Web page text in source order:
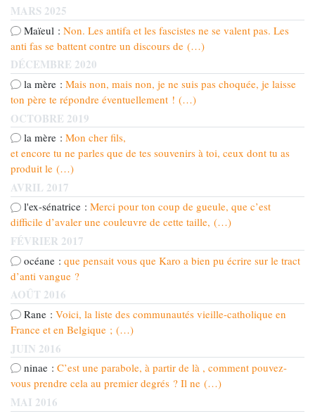
MARS 2025
Maïeul : Non. Les antifa et les fascistes ne se valent pas. Les
anti fas se battent contre un discours de (…)
DÉCEMBRE 2020
la mère : Mais non, mais non, je ne suis pas choquée, je laisse
ton père te répondre éventuellement ! (…)
OCTOBRE 2019
la mère : Mon cher fils,
et encore tu ne parles que de tes souvenirs à toi, ceux dont tu as
produit le (…)
AVRIL 2017
l'ex-sénatrice : Merci pour ton coup de gueule, que c’est
difficile d’avaler une couleuvre de cette taille, (…)
FÉVRIER 2017
océane : que pensait vous que Karo a bien pu écrire sur le tract
d’anti vangue ?
AOÛT 2016
Rane : Voici, la liste des communautés vieille-catholique en
France et en Belgique ; (…)
JUIN 2016
ninae : C’est une parabole, à partir de là , comment pouvez-
vous prendre cela au premier degrés ? Il ne (…)
MAI 2016